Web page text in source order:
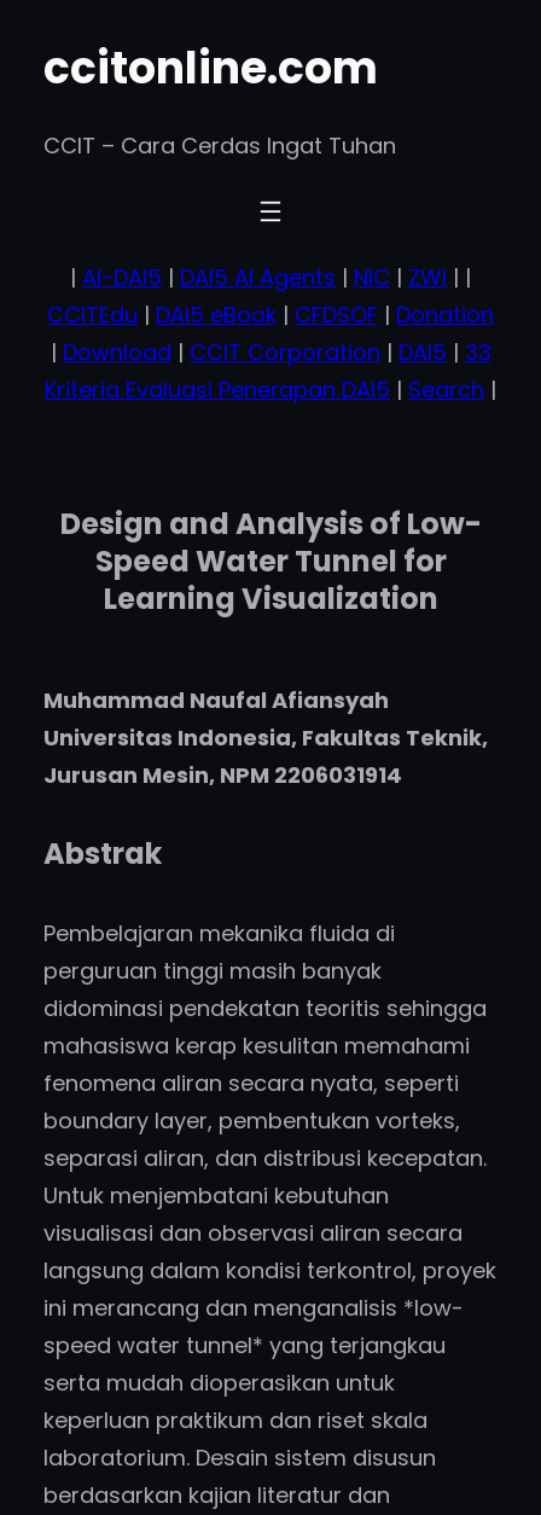
ccitonline.com
CCIT – Cara Cerdas Ingat Tuhan
| AI-DAI5 | DAI5 AI Agents | NIC | ZWI | |
CCITEdu | DAI5 eBook | CFDSOF | Donation
| Download | CCIT Corporation | DAI5 | 33
Kriteria Evaluasi Penerapan DAI5 | Search |
Design and Analysis of Low-
Speed Water Tunnel for
Learning Visualization
Muhammad Naufal Afiansyah
Universitas Indonesia, Fakultas Teknik,
Jurusan Mesin, NPM 2206031914
Abstrak
Pembelajaran mekanika fluida di
perguruan tinggi masih banyak
didominasi pendekatan teoritis sehingga
mahasiswa kerap kesulitan memahami
fenomena aliran secara nyata, seperti
boundary layer, pembentukan vorteks,
separasi aliran, dan distribusi kecepatan.
Untuk menjembatani kebutuhan
visualisasi dan observasi aliran secara
langsung dalam kondisi terkontrol, proyek
ini merancang dan menganalisis *low-
speed water tunnel* yang terjangkau
serta mudah dioperasikan untuk
keperluan praktikum dan riset skala
laboratorium. Desain sistem disusun
berdasarkan kajian literatur dan